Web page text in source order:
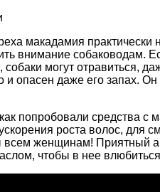
макадамия практически
внимание собаководам.
собаки могут отравиться,
опасен даже его запах.
попробовали средства
роста волос,
женщинам! Приятный
чтобы в нее